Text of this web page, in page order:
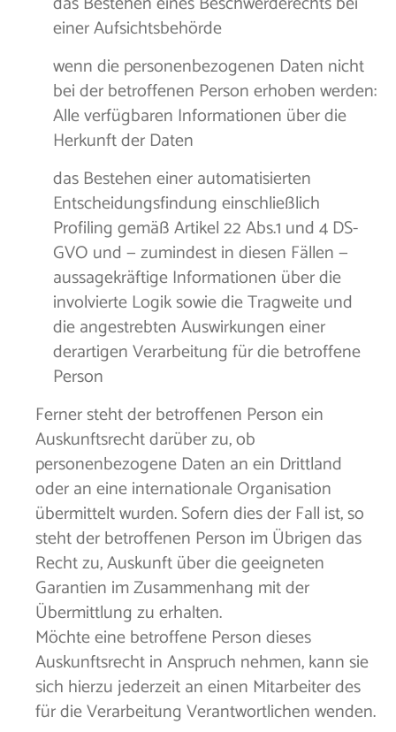
einer Aufsichtsbehörde
wenn die personenbezogenen Daten nicht
bei der betroffenen Person erhoben werden:
Alle verfügbaren Informationen über die
Herkunft der Daten
das Bestehen einer automatisierten
Entscheidungsfindung einschließlich
Profiling gemäß Artikel 22 Abs.1 und 4 DS-
GVO und — zumindest in diesen Fällen —
aussagekräftige Informationen über die
involvierte Logik sowie die Tragweite und
die angestrebten Auswirkungen einer
derartigen Verarbeitung für die betroffene
Person
Ferner steht der betroffenen Person ein
Auskunftsrecht darüber zu, ob
personenbezogene Daten an ein Drittland
oder an eine internationale Organisation
übermittelt wurden. Sofern dies der Fall ist, so
steht der betroffenen Person im Übrigen das
Recht zu, Auskunft über die geeigneten
Garantien im Zusammenhang mit der
Übermittlung zu erhalten.
Möchte eine betroffene Person dieses
Auskunftsrecht in Anspruch nehmen, kann sie
sich hierzu jederzeit an einen Mitarbeiter des
für die Verarbeitung Verantwortlichen wenden.